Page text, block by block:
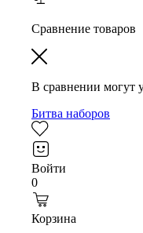
Сравнение товаров
В сравнении могут
Битва наборов
Войти
0
Корзина